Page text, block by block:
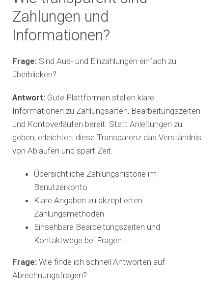
Zahlungen und
Informationen?
Frage: Sind Aus- und Einzahlungen einfach zu
überblicken?
Antwort: Gute Plattformen stellen klare
Informationen zu Zahlungsarten, Bearbeitungszeiten
und Kontoverläufen bereit. Statt Anleitungen zu
geben, erleichtert diese Transparenz das Verständnis
von Abläufen und spart Zeit.
Übersichtliche Zahlungshistorie im
Benutzerkonto
Klare Angaben zu akzeptierten
Zahlungsmethoden
Einsehbare Bearbeitungszeiten und
Kontaktwege bei Fragen
Frage: Wie finde ich schnell Antworten auf
Abrechnungsfragen?